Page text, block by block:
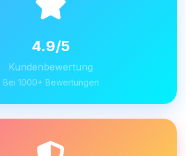
4.9/5
Kundenbewertung
Bei 1000+ Bewertungen